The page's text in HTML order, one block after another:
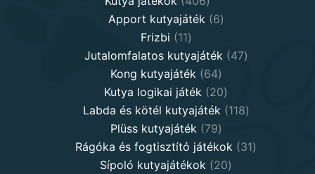
products
Apport kutyajáték 66
Frizbi 1111
products
Jutalomfalatos kutyajáték 4747
Kong kutyajáték 6464
products
Kutya logikai játék 2020
products
Labda és kötél kutyajáték 118118
Plüss kutyajáték 7979
products
Rágóka és fogtisztító játékok 3131
Sípoló kutyajátékok 2020